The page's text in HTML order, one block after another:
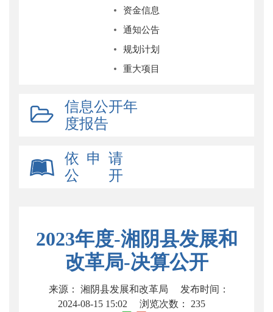
资金信息
通知公告
规划计划
重大项目
信息公开年
度报告
依 申 请
公 开
2023年度-湘阴县发展和
改革局-决算公开
来源： 湘阴县发展和改革局
发布时间：
2024-08-15 15:02
浏览次数： 235